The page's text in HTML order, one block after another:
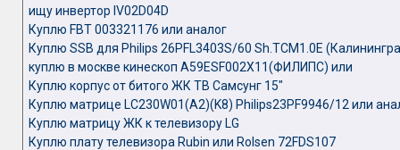
ищу инвертор IV02D04D
Куплю FBT 003321176 или аналог
Куплю SSB для Philips 26PFL3403S/60 Sh.TCM1.0E
куплю в москве кинескоп A59ESF002X11(ФИЛИПС) или
Куплю корпус от битого ЖК ТВ Самсунг 15"
Куплю матрице LC230W01(A2)(K8) Philips23PF9946/12 или
Куплю матрицу ЖК к телевизору LG
Куплю плату телевизора Rubin или Rolsen 72FDS107